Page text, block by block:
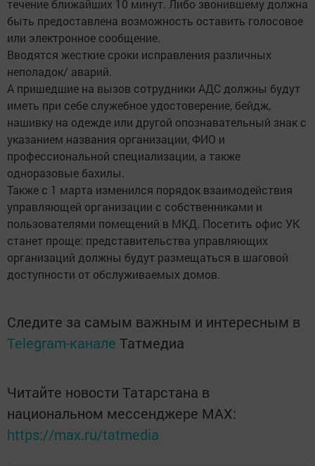
течение ближайших 10 минут. Либо звонившему должна
быть предоставлена возможность оставить голосовое
или электронное сообщение.
Вводятся жесткие сроки исправления различных
неполадок/ аварий.
А пришедшие на вызов сотрудники АДС должны будут
иметь при себе служебное удостоверение, бейдж,
нашивку на одежде или другой опознавательный знак с
указанием названия организации, ФИО и
профессиональной специализации, а также
одноразовые бахилы.
Также с 1 марта изменился порядок взаимодействия
управляющей организации с собственниками и
пользователями помещений в МКД. Посетить офис УК
станет проще: представительства управляющих
организаций должны будут размещаться в шаговой
доступности от обслуживаемых домов.
Следите за самым важным и интересным в
Telegram-канале Татмедиа
Читайте новости Татарстана в
национальном мессенджере MАХ:
https://max.ru/tatmedia